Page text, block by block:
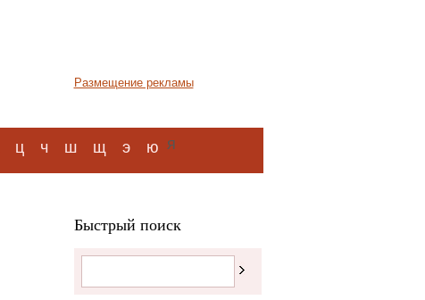
Размещение рекламы
ц ч ш щ э ю я
Быстрый поиск